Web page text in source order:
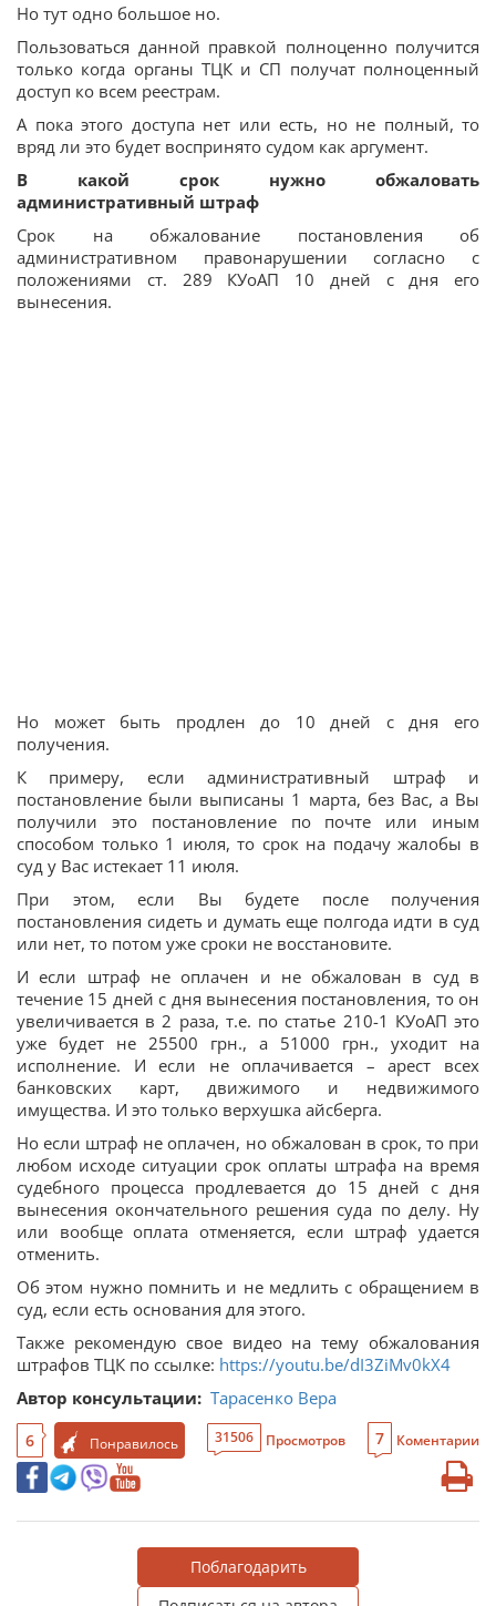
Но тут одно большое но.
Пользоваться данной правкой полноценно получится
только когда органы ТЦК и СП получат полноценный
доступ ко всем реестрам.
А пока этого доступа нет или есть, но не полный, то
вряд ли это будет воспринято судом как аргумент.
В какой срок нужно обжаловать
административный штраф
Срок на обжалование постановления об
административном правонарушении согласно с
положениями ст. 289 КУоАП 10 дней с дня его
вынесения.
Но может быть продлен до 10 дней с дня его
получения.
К примеру, если административный штраф и
постановление были выписаны 1 марта, без Вас, а Вы
получили это постановление по почте или иным
способом только 1 июля, то срок на подачу жалобы в
суд у Вас истекает 11 июля.
При этом, если Вы будете после получения
постановления сидеть и думать еще полгода идти в суд
или нет, то потом уже сроки не восстановите.
И если штраф не оплачен и не обжалован в суд в
течение 15 дней с дня вынесения постановления, то он
увеличивается в 2 раза, т.е. по статье 210-1 КУоАП это
уже будет не 25500 грн., а 51000 грн., уходит на
исполнение. И если не оплачивается – арест всех
банковских карт, движимого и недвижимого
имущества. И это только верхушка айсберга.
Но если штраф не оплачен, но обжалован в срок, то при
любом исходе ситуации срок оплаты штрафа на время
судебного процесса продлевается до 15 дней с дня
вынесения окончательного решения суда по делу. Ну
или вообще оплата отменяется, если штраф удается
отменить.
Об этом нужно помнить и не медлить с обращением в
суд, если есть основания для этого.
Также рекомендую свое видео на тему обжалования
штрафов ТЦК по ссылке: https://youtu.be/dI3ZiMv0kX4
Автор консультации: Тарасенко Вера
6 Понравилось 31506 Просмотров 7 Коментарии
Поблагодарить